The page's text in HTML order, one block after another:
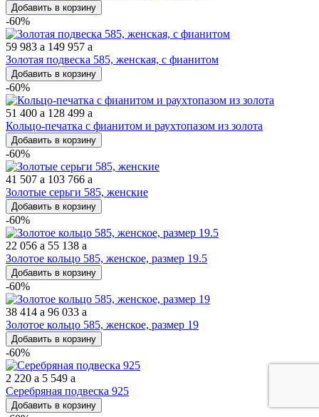
Добавить в корзину
-60%
59 983 a 149 957 a
Золотая подвеска 585, женская, с фианитом
Добавить в корзину
-60%
51 400 a 128 499 a
Кольцо-печатка с фианитом и раухтопазом из золота
Добавить в корзину
-60%
41 507 a 103 766 a
Золотые серьги 585, женские
Добавить в корзину
-60%
22 056 a 55 138 a
Золотое кольцо 585, женское, размер 19.5
Добавить в корзину
-60%
38 414 a 96 033 a
Золотое кольцо 585, женское, размер 19
Добавить в корзину
-60%
2 220 a 5 549 a
Серебряная подвеска 925
Добавить в корзину